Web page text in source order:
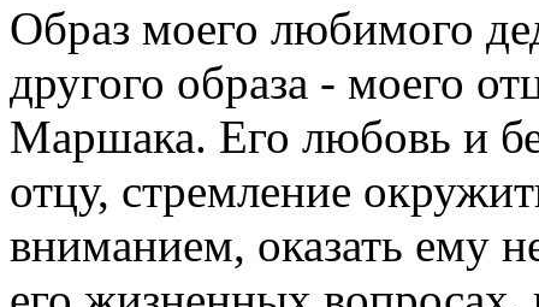
Образ моего любимого
другого образа - моего
Маршака. Его любовь и
отцу, стремление
вниманием, оказать ему